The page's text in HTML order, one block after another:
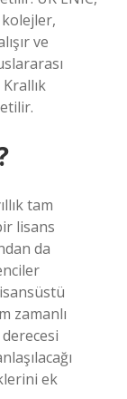
ve
tam
lisans
da
zamanlı
ek